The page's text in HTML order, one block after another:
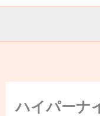
キ
プ
ハイパーナ